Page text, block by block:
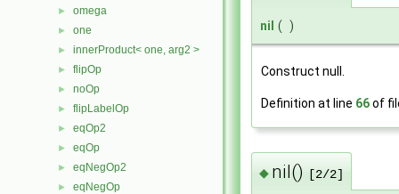
► omega
► one
► innerProduct< one, arg2 >
► flipOp
► noOp
► flipLabelOp
► eqOp2
► eqOp
► eqNegOp2
► eqNegOp
nil ( )
Construct null.
Definition at line 66of
◆ nil() [2/2]